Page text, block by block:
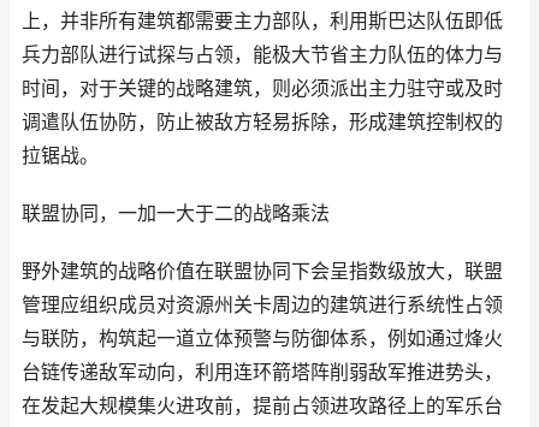
上，并非所有建筑都需要主力部队，利用斯巴达队伍即低
兵力部队进行试探与占领，能极大节省主力队伍的体力与
时间，对于关键的战略建筑，则必须派出主力驻守或及时
调遣队伍协防，防止被敌方轻易拆除，形成建筑控制权的
拉锯战。
联盟协同，一加一大于二的战略乘法
野外建筑的战略价值在联盟协同下会呈指数级放大，联盟
管理应组织成员对资源州关卡周边的建筑进行系统性占领
与联防，构筑起一道立体预警与防御体系，例如通过烽火
台链传递敌军动向，利用连环箭塔阵削弱敌军推进势头，
在发起大规模集火进攻前，提前占领进攻路径上的军乐台